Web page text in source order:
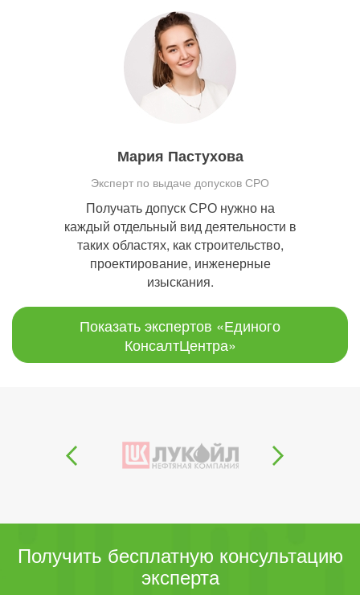
Мария Пастухова
Эксперт по выдаче допусков СРО
Получать допуск СРО нужно на
каждый отдельный вид деятельности в
таких областях, как строительство,
проектирование, инженерные
изыскания.
Показать экспертов «Единого
КонсалтЦентра»
Получить бесплатную консультацию
эксперта